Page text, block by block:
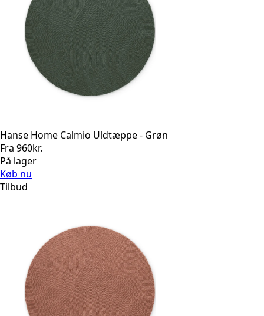
Hanse Home Calmio Uldtæppe - Grøn
Fra 960kr.
På lager
Køb nu
Tilbud